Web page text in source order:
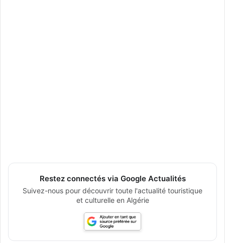
Restez connectés via Google Actualités
Suivez-nous pour découvrir toute l'actualité touristique
et culturelle en Algérie